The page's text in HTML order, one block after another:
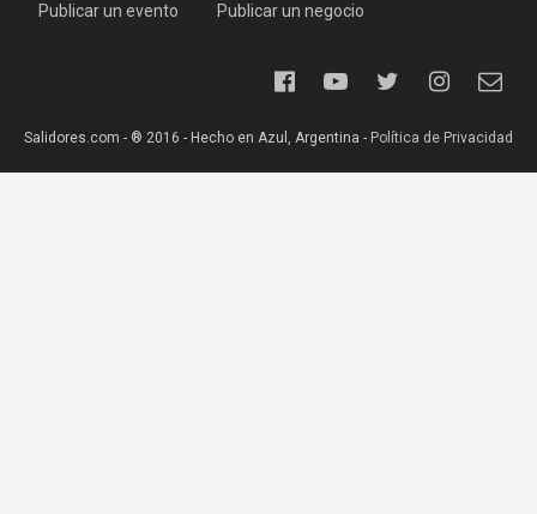
Publicar un evento Publicar un negocio
Salidores.com - ® 2016 - Hecho en Azul, Argentina - Política de Privacidad